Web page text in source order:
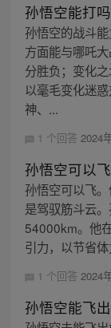
孙悟空能打吗
孙悟空的战斗
方面能与哪吒
分胜负；变化
以毫毛变化迷
神、...
1 个回答 2024
孙悟空可以
孙悟空可以飞
是驾驭筋斗云
54000km。他
引力，以节省体
1 个回答 2024
孙悟空能飞